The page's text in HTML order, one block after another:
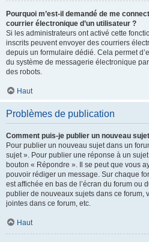
Pourquoi m’est-il demandé de me
courrier électronique d’un utilisateur ?
Si les administrateurs ont activé cette
inscrits peuvent envoyer des courriers
depuis un formulaire dédié. Cela permet
du système de messagerie électronique
des robots.
Haut
Problèmes de publication
Comment puis-je publier un nouveau
Pour publier un nouveau sujet dans un
sujet ». Pour publier une réponse à un
bouton « Répondre ». Il se peut que vous
pouvoir rédiger un message. Sur chaque
est affichée en bas de l’écran du forum ou
publier de nouveaux sujets dans ce forum,
jointes dans ce forum, etc.
Haut